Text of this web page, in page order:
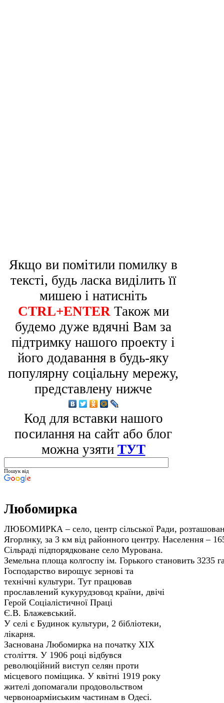
Якщо ви помітили помилку в
тексті, будь ласка виділить її
мишею і натисніть
CTRL+ENTER Також ми
будемо дуже вдячні Вам за
підтримку нашого проекту і
його додавання в будь-яку
популярну соціальну мережу,
представлену нижче
Код для вставки нашого
посилання на сайт або блог
можна узяти ТУТ
Пошук від
Любомирка
ЛЮБОМИРКА – село, центр сільської Ради,
Ягорлнку, за 3 км від районного центру. Населення –
Сільраді підпорядковане село Мурована.
Земельна площа колгоспу ім. Горького стано­вить 3235
Господарство вирощує зернові та
технічні культури. Тут працював
прославлений кукурудзовод країни, двічі
Герой Соціалістичної Праці
Є.В. Блажевський.
У селі є Будинок культури, 2 бібліотеки,
лікарня.
Заснована Любомирка на початку ХІХ
століття. У 1906 році відбувся
революційний виступ селян проти
місцевого поміщика. У квітні 1919 року
жителі допомагали продовольством
червоноарміиським частинам в Одесі.